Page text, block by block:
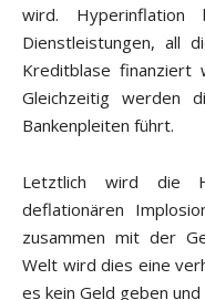
wird. Hyperinflation
Dienstleistungen, all
Kreditblase finanziert
Gleichzeitig werden
Bankenpleiten führt.
Letztlich wird die
deflationären
zusammen mit der
Welt wird dies eine
es kein Geld geben